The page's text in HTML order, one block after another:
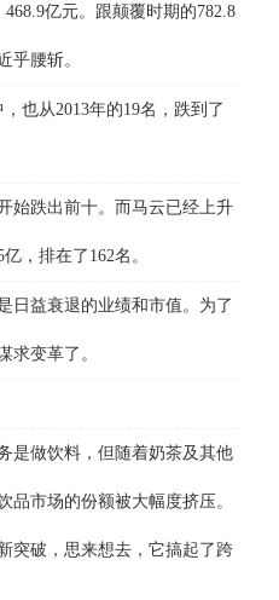
亿元。跟颠覆时期的782.8
乎腰斩。
从2013年的19名，跌到了
跌出前十。而马云已经上升
，排在了162名。
益衰退的业绩和市值。为了
求变革了。
做饮料，但随着奶茶及其他
品市场的份额被大幅度挤压。
突破，思来想去，它搞起了跨